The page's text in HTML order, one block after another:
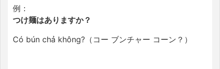
例：
つけ麺はありますか？
Có bún chả không?（コー ブンチャー コーン？）